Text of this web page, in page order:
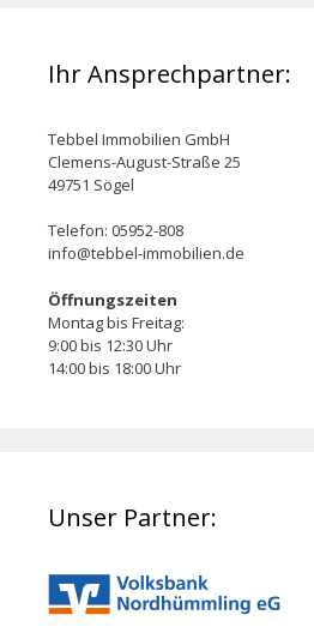
Ihr Ansprechpartner:
Tebbel Immobilien GmbH
Clemens-August-Straße 25
49751 Sögel
Telefon: 05952-808
info@tebbel-immobilien.de
Öffnungszeiten
Montag bis Freitag:
9:00 bis 12:30 Uhr
14:00 bis 18:00 Uhr
Unser Partner: